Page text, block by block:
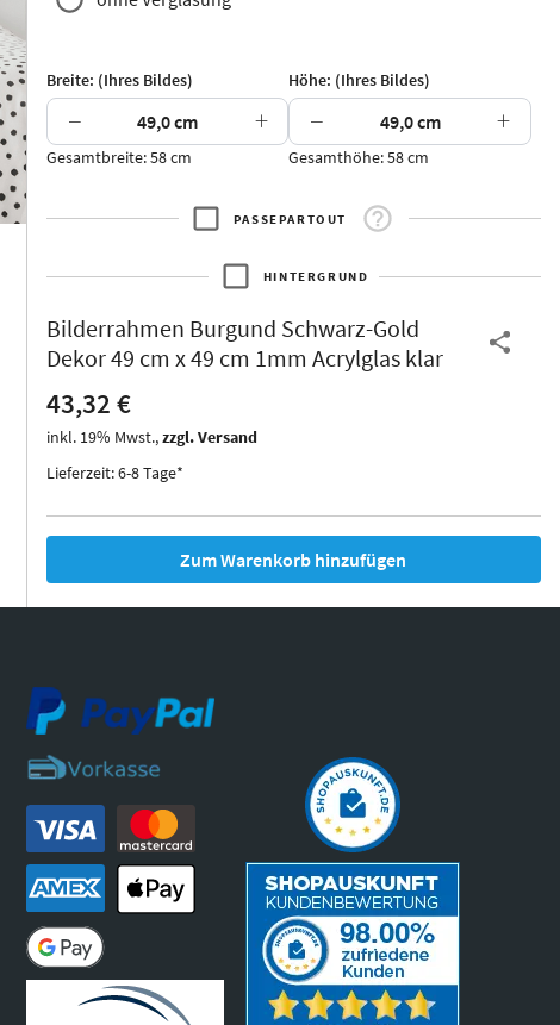
Massivholz
Arran
Thurgau
*Canvas*
Iowa
Breite: (Ihres Bildes)
− +
Gesamtbreite: 58 cm
Höhe: (Ihres Bildes)
− +
Gesamthöhe: 58 cm
PASSEPARTOUT
HINTERGRUND
Bilderrahmen Burgund Schwarz-Gold
Dekor 49 cm x 49 cm 1mm Acrylglas klar
43,32 €
inkl. 19% Mwst.,zzgl. Versand
Lieferzeit: 6-8 Tage*
Zum Warenkorb hinzufügen